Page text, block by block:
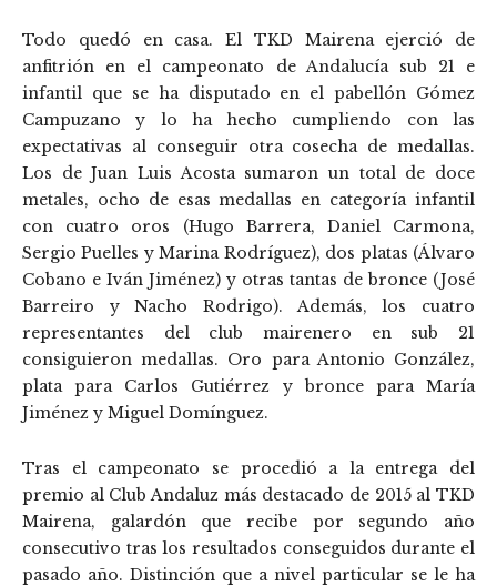
Todo quedó en casa. El TKD Mairena ejerció de
anfitrión en el campeonato de Andalucía sub 21 e
infantil que se ha disputado en el pabellón Gómez
Campuzano y lo ha hecho cumpliendo con las
expectativas al conseguir otra cosecha de medallas.
Los de Juan Luis Acosta sumaron un total de doce
metales, ocho de esas medallas en categoría infantil
con cuatro oros (Hugo Barrera, Daniel Carmona,
Sergio Puelles y Marina Rodríguez), dos platas (Álvaro
Cobano e Iván Jiménez) y otras tantas de bronce (José
Barreiro y Nacho Rodrigo). Además, los cuatro
representantes del club mairenero en sub 21
consiguieron medallas. Oro para Antonio González,
plata para Carlos Gutiérrez y bronce para María
Jiménez y Miguel Domínguez.
Tras el campeonato se procedió a la entrega del
premio al Club Andaluz más destacado de 2015 al TKD
Mairena, galardón que recibe por segundo año
consecutivo tras los resultados conseguidos durante el
pasado año. Distinción que a nivel particular se le ha